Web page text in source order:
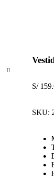
S/
SKU: